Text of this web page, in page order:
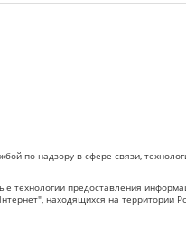
по надзору в сфере связи,
технологии предоставления
находящихся на территории